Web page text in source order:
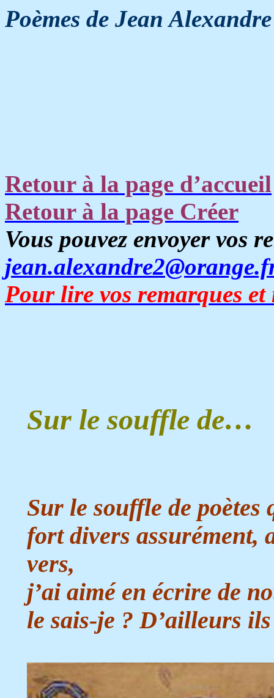
Poèmes de Jean Alexandre
Retour à la page d’accueil
Retour à la page Créer
Vous pouvez envoyer vos
Pour lire vos remarques et
Sur le souffle de…
Sur le souffle de
fort divers assurément,
vers,
j’ai aimé en écrire de
le sais-je ? D’ailleurs